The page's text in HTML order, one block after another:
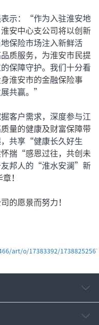
示：“作为入驻淮安地
安中心支公司将以创新
保险市场注入新鲜活
质服务，为淮安市民提
保障守护。我们十分看
淮安市的金融保险事
共赢。”
客户需求，深度参与江
量的健康及财富保障带
共享“健康长久好生
揣“感恩过往，共创未
邦人的“淮水安澜”新
！
的愿景而努力！
art/o/17383392/